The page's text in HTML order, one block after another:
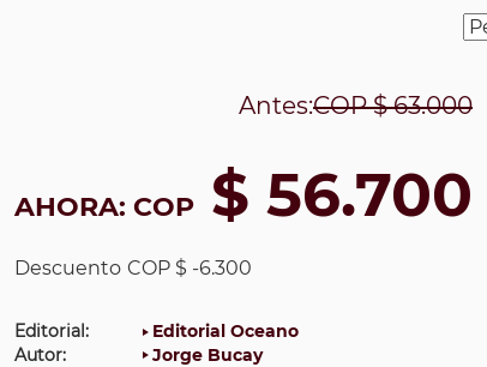
Antes:COP$ 63.000
AHORA: COP $ 56.700
Descuento COP $ -6.300
Editorial:
Editorial Oceano
Autor:
Jorge Bucay